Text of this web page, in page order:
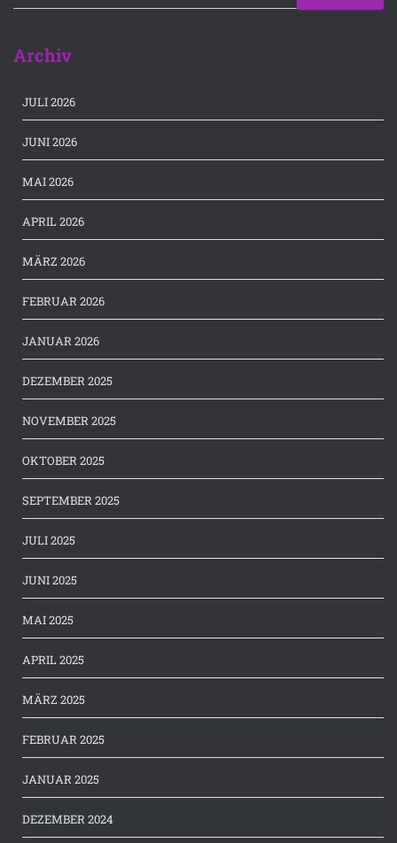
Archiv
JULI 2026
JUNI 2026
MAI 2026
APRIL 2026
MÄRZ 2026
FEBRUAR 2026
JANUAR 2026
DEZEMBER 2025
NOVEMBER 2025
OKTOBER 2025
SEPTEMBER 2025
JULI 2025
JUNI 2025
MAI 2025
APRIL 2025
MÄRZ 2025
FEBRUAR 2025
JANUAR 2025
DEZEMBER 2024